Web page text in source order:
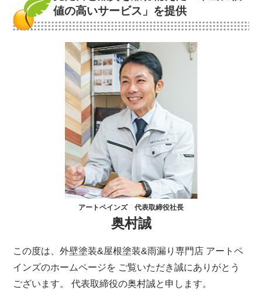
値の高いサービス」を提供
アートペインズ 代表取締役社長
奥村誠
この度は、外壁塗装&屋根塗装&雨漏り専門店 アートペ
インズのホームページを ご覧いただき誠にありがとう
ございます。 代表取締役の奥村誠と申します。